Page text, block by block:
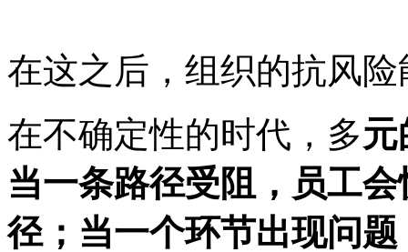
在这之后 ，组织的抗风
在不确定性的时代，多元
当一条路径受阻，员工
径；当一个环节出现问